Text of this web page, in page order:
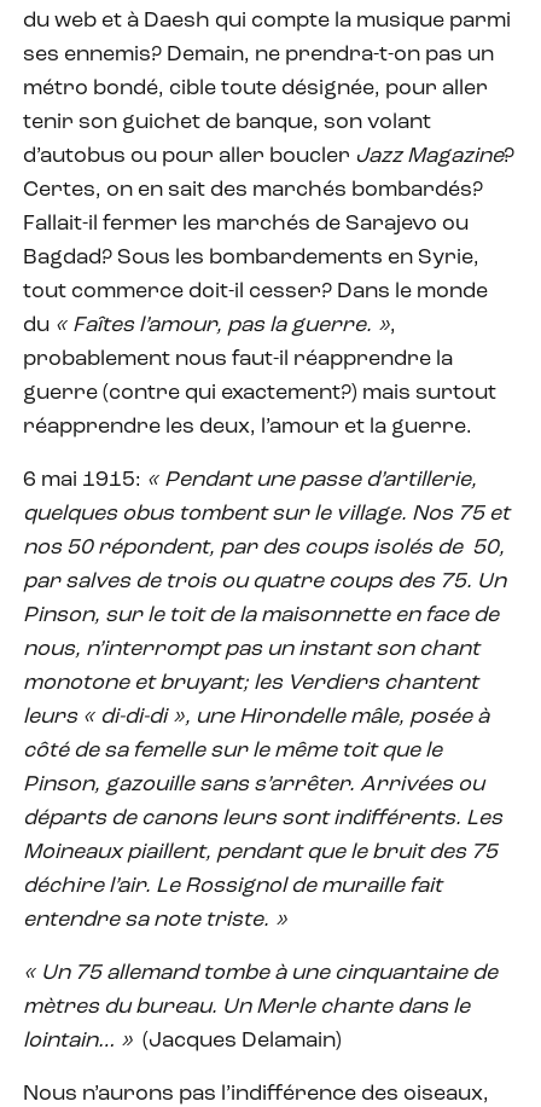
du web et à Daesh qui compte la musique parmi
ses ennemis? Demain, ne prendra-t-on pas un
métro bondé, cible toute désignée, pour aller
tenir son guichet de banque, son volant
d’autobus ou pour aller boucler Jazz Magazine?
Certes, on en sait des marchés bombardés?
Fallait-il fermer les marchés de Sarajevo ou
Bagdad? Sous les bombardements en Syrie,
tout commerce doit-il cesser? Dans le monde
du « Faîtes l’amour, pas la guerre. »,
probablement nous faut-il réapprendre la
guerre (contre qui exactement?) mais surtout
réapprendre les deux, l’amour et la guerre.
6 mai 1915: « Pendant une passe d’artillerie,
quelques obus tombent sur le village. Nos 75 et
nos 50 répondent, par des coups isolés de 50,
par salves de trois ou quatre coups des 75. Un
Pinson, sur le toit de la maisonnette en face de
nous, n’interrompt pas un instant son chant
monotone et bruyant; les Verdiers chantent
leurs « di-di-di », une Hirondelle mâle, posée à
côté de sa femelle sur le même toit que le
Pinson, gazouille sans s’arrêter. Arrivées ou
départs de canons leurs sont indifférents. Les
Moineaux piaillent, pendant que le bruit des 75
déchire l’air. Le Rossignol de muraille fait
entendre sa note triste. »
« Un 75 allemand tombe à une cinquantaine de
mètres du bureau. Un Merle chante dans le
lointain… » (Jacques Delamain)
Nous n’aurons pas l’indifférence des oiseaux,